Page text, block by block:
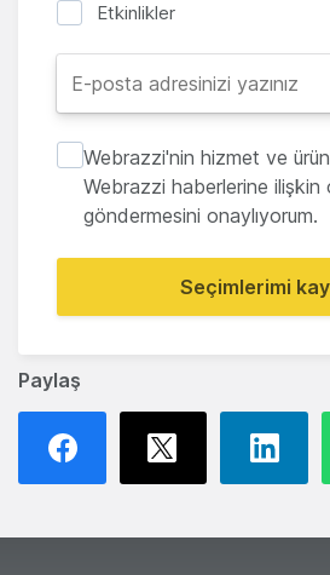
Paylaş
Etkinlikler
Webrazzi'nin hizmet ve
Webrazzi haberlerine
göndermesini onaylıyorum.
Seçimlerimi